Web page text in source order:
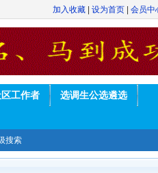
加入收藏 设为首页 会员中
工作者 选调生公选遴选
搜索